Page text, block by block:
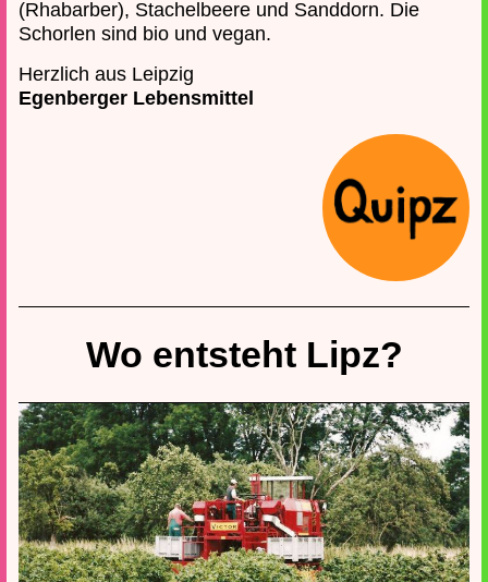
(Rhabarber), Stachelbeere und Sanddorn. Die
Schorlen sind bio und vegan.
Herzlich aus Leipzig
Egenberger Lebensmittel
Wo entsteht Lipz?